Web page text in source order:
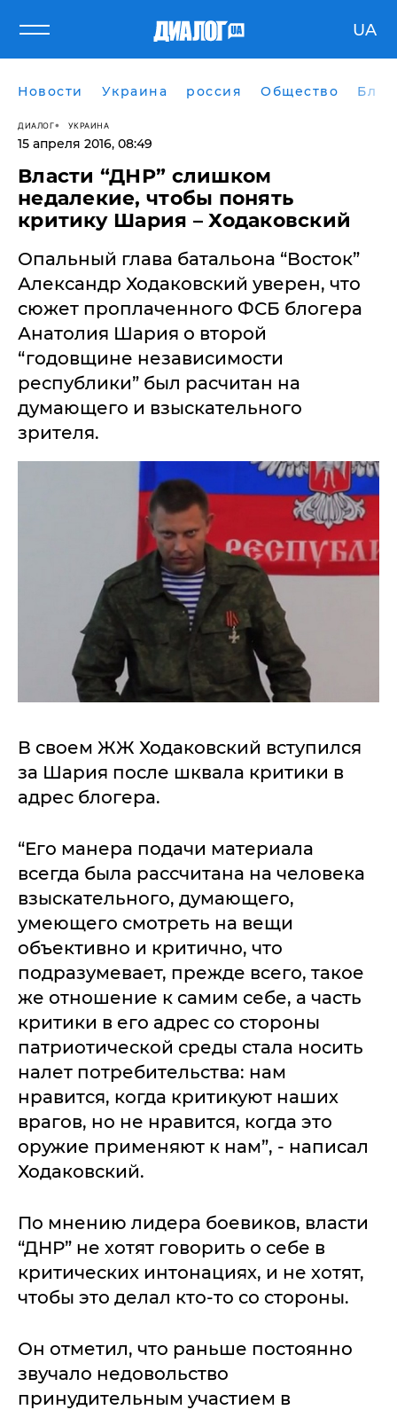
UA
Новости Украина россия Общество
ДИАЛОГ УКРАИНА
15 апреля 2016, 08:49
Власти “ДНР” слишком
недалекие, чтобы понять
критику Шария – Ходаковский
Опальный глава батальона “Восток”
Александр Ходаковский уверен, что
сюжет проплаченного ФСБ блогера
Анатолия Шария о второй
“годовщине независимости
республики” был расчитан на
думающего и взыскательного
зрителя.
В своем ЖЖ Ходаковский вступился
за Шария после шквала критики в
адрес блогера.
“Его манера подачи материала
всегда была рассчитана на человека
взыскательного, думающего,
умеющего смотреть на вещи
объективно и критично, что
подразумевает, прежде всего, такое
же отношение к самим себе, а часть
критики в его адрес со стороны
патриотической среды стала носить
налет потребительства: нам
нравится, когда критикуют наших
врагов, но не нравится, когда это
оружие применяют к нам”, - написал
Ходаковский.
По мнению лидера боевиков, власти
“ДНР” не хотят говорить о себе в
критических интонациях, и не хотят,
чтобы это делал кто-то со стороны.
Он отметил, что раньше постоянно
звучало недовольство
принудительным участием в